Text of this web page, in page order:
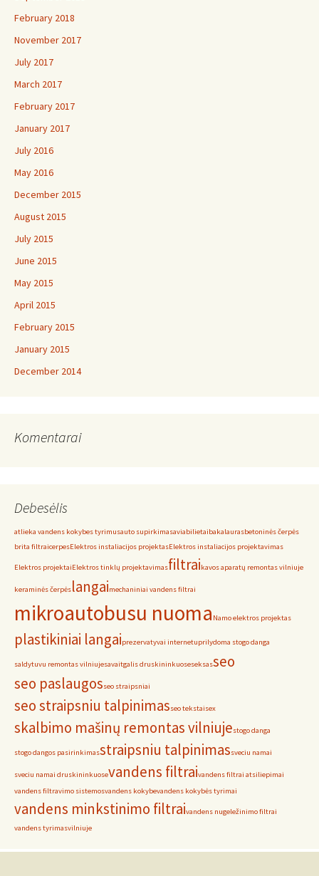
February 2018
November 2017
July 2017
March 2017
February 2017
January 2017
July 2016
May 2016
December 2015
August 2015
July 2015
June 2015
May 2015
April 2015
February 2015
January 2015
December 2014
Komentarai
Debesėlis
atlieka vandens kokybes tyrimusauto supirkimasaviabilietaibakalaurasbetoninės čerpės
brita filtraicerpesElektros instaliacijos projektasElektros instaliacijos projektavimas
Elektros projektaiElektros tinklų projektavimasfiltraikavos aparatų remontas vilniuje
keraminės čerpėslangaimechaniniai vandens filtrai
mikroautobusu nuoma Namo elektros projektas
plastikiniai langaiprezervatyvai internetuprilydoma stogo danga
saldytuvu remontas vilniujesavaitgalis druskininkuoseseksasseo
seo paslaugosseo straipsniai
seo straipsniu talpinimasseo tekstaisex
skalbimo mašinų remontas vilniujestogo danga
stogo dangos pasirinkimasstraipsniu talpinimassveciu namai
sveciu namai druskininkuosevandens filtraivandens filtrai atsiliepimai
vandens filtravimo sistemosvandens kokybevandens kokybės tyrimai
vandens minkstinimo filtraivandens nugeležinimo filtrai
vandens tyrimasvilniuje